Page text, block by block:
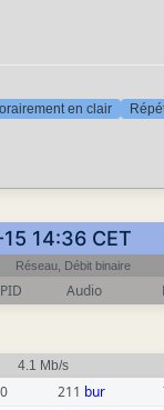
en clair
14:36 CET
Réseau, Débit binaire
Audio
4.1 Mb/s
211 bur